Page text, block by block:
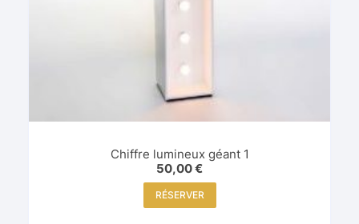
Chiffre lumineux géant 1
50,00€
RÉSERVER